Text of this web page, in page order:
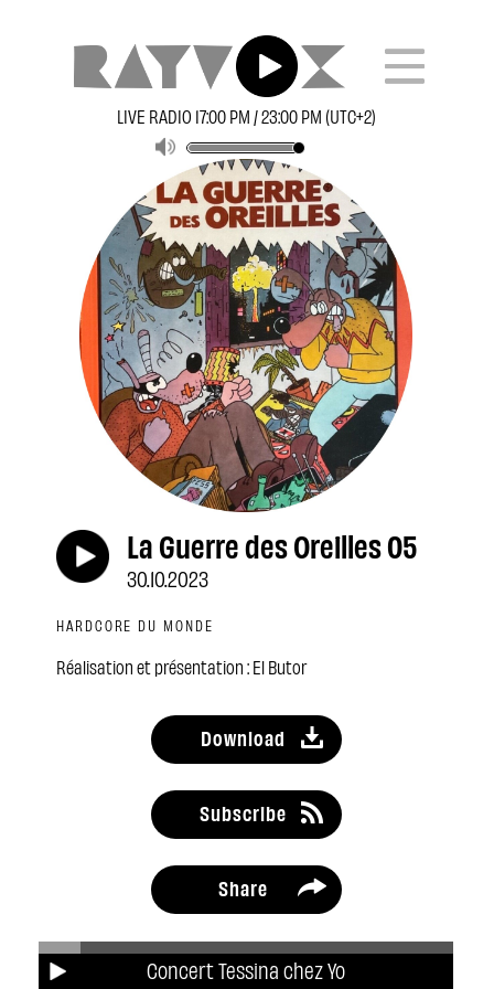
LIVE RADIO 17:00 PM / 23:00 PM (UTC+2)
Concert Tessina chez Yo
La Guerre des Oreilles 05
30.10.2023
HARDCORE DU MONDE
Réalisation et présentation : El Butor
Download
Subscribe
Share